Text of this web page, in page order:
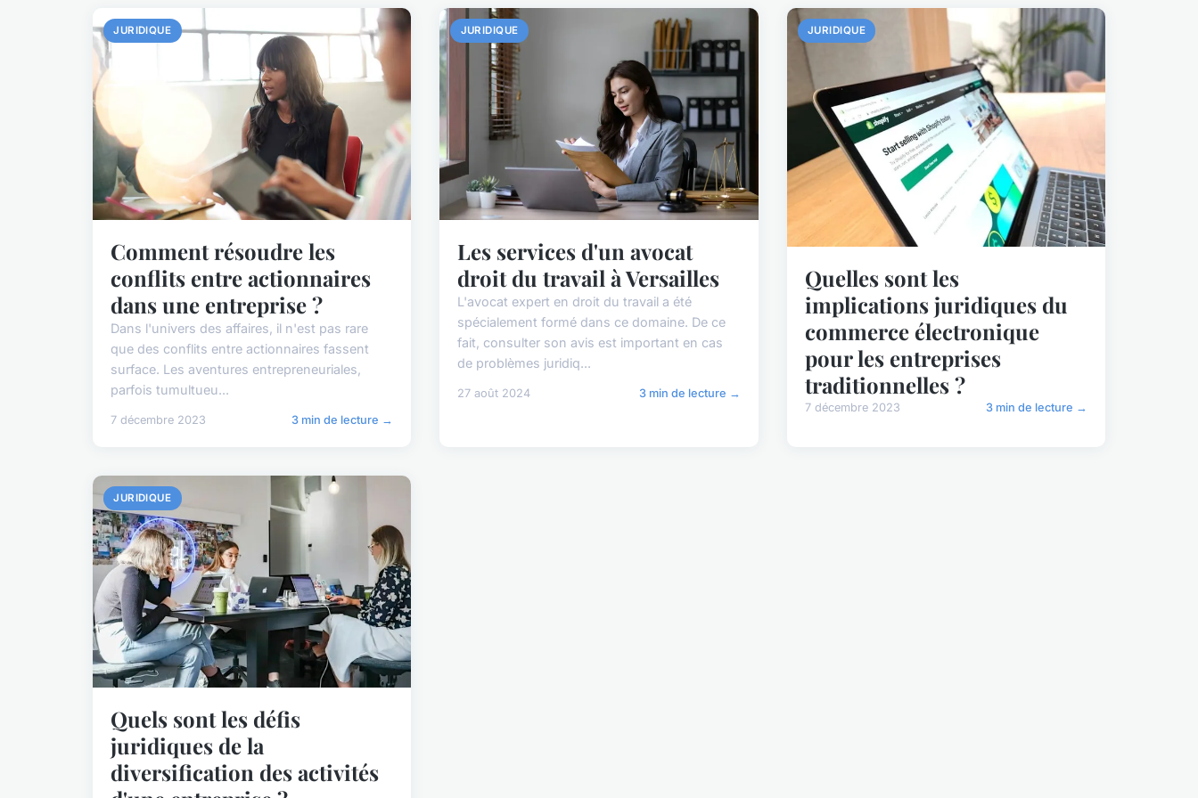
JURIDIQUE
Comment résoudre les
conflits entre actionnaires
dans une entreprise ?
Dans l'univers des affaires, il n'est pas rare
que des conflits entre actionnaires fassent
surface. Les aventures entrepreneuriales,
parfois tumultueu...
7 décembre 2023 3 min de lecture →
JURIDIQUE
Les services d'un avocat
droit du travail à Versailles
L'avocat expert en droit du travail a été
spécialement formé dans ce domaine. De ce
fait, consulter son avis est important en cas
de problèmes juridiq...
27 août 2024 3 min de lecture →
JURIDIQUE
Quelles sont les
implications juridiques du
commerce électronique
pour les entreprises
traditionnelles ?
7 décembre 2023 3 min de lecture →
JURIDIQUE
Quels sont les défis
juridiques de la
diversification des activités